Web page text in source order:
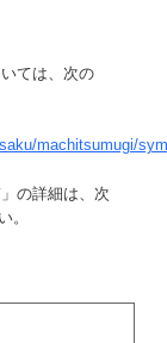
ては、次の
machitsumugi/
の詳細は、次
。